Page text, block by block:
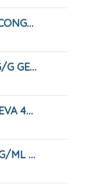
FRIOLGRIP DESCONGESTIVO POLVO PARA SOLUCIÓN ORAL , 10 Sobres
IBUCALM 50 MG/G GEL MENTOLADO, TUBO 60 G
IBUPROFENO TEVA 400 MG CÁPSULAS BLANDAS, 20 CÁPSULAS
LAGROBEN 5 MG/ML COLIRIO EN SOLUCION EN ENVASE UNIDOSIS , 30 Envases De 0,4 Ml